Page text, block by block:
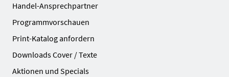
Handel-Ansprechpartner
Programmvorschauen
Print-Katalog anfordern
Downloads Cover / Texte
Aktionen und Specials